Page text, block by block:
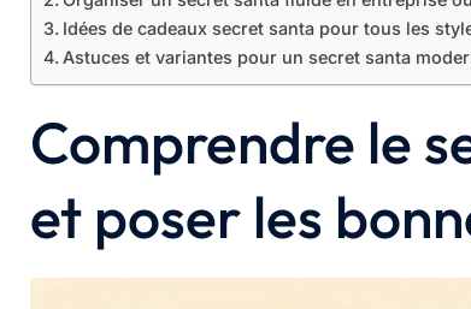
Idées de cadeaux secret santa pour tous les
Astuces et variantes pour un secret santa
Comprendre le
et poser les